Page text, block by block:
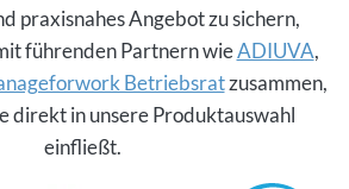
praxisnahes Angebot zu sichern,
führenden Partnern wieADIUVA,
Betriebsratzusammen,
direkt in unsere Produktauswahl
einfließt.